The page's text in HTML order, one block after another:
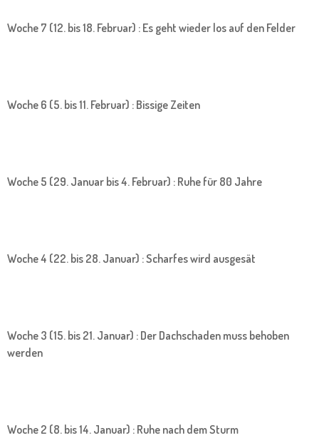
Woche 7 (12. bis 18. Februar) : Es geht wieder los auf den Felder
Woche 6 (5. bis 11. Februar) : Bissige Zeiten
Woche 5 (29. Januar bis 4. Februar) : Ruhe für 80 Jahre
Woche 4 (22. bis 28. Januar) : Scharfes wird ausgesät
Woche 3 (15. bis 21. Januar) : Der Dachschaden muss behoben
werden
Woche 2 (8. bis 14. Januar) : Ruhe nach dem Sturm